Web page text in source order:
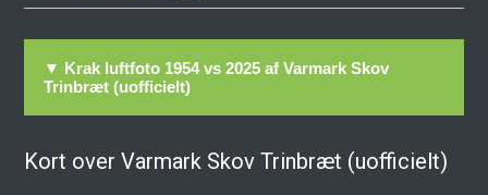
▼ Krak luftfoto 1954 vs 2025 af Varmark Skov
Trinbræt (uofficielt)
Kort over Varmark Skov Trinbræt (uofficielt)